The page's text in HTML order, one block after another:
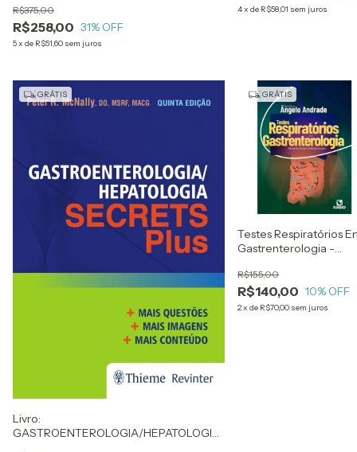
Paulo José Pereira De Campos Carvalho,
Nay
R$258,00
R$375,00
31% OFF
5x de R$51,60 sem juros
4x de R$58,01 sem juros
GRÁTIS
Livro:
GASTROENTEROLOGIA/HEPATOLOGIA-
GRÁTIS
Testes Respiratórios
Gastrenterologia -
Helicobacter Pylori -
Vera Lúcia Ângelo
Andrade
R$140,00
R$155,00
10% OFF
2x de R$70,00 sem juros